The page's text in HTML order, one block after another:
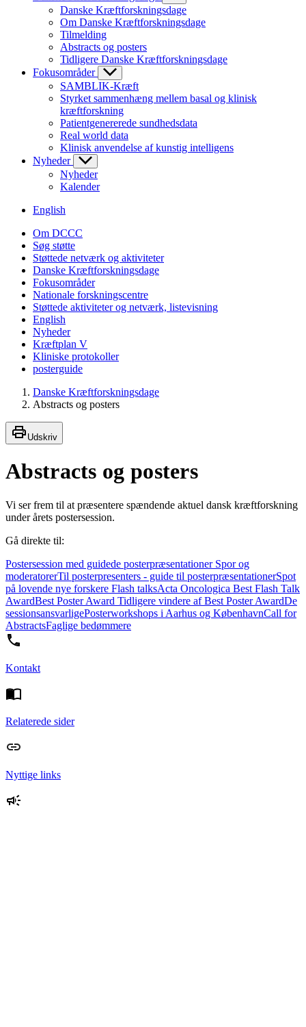
Danske Kræftforskningsdage
Om Danske Kræftforskningsdage
Tilmelding
Abstracts og posters
Tidligere Danske Kræftforskningsdage
Fokusområder
SAMBLIK-Kræft
Styrket sammenhæng mellem basal og klinisk
kræftforskning
Patientgenererede sundhedsdata
Real world data
Klinisk anvendelse af kunstig intelligens
Nyheder
Nyheder
Kalender
English
Om DCCC
Søg støtte
Støttede netværk og aktiviteter
Danske Kræftforskningsdage
Fokusområder
Nationale forskningscentre
Støttede aktiviteter og netværk, listevisning
English
Nyheder
Kræftplan V
Kliniske protokoller
posterguide
Danske Kræftforskningsdage
Abstracts og posters
Udskriv
Abstracts og posters
Vi ser frem til at præsentere spændende aktuel dansk kræftforskning
under årets postersession.
Gå direkte til:
Postersession med guidede posterpræsentationer Spor og
moderatorerTil posterpresenters - guide til posterpræsentationerSpot
på lovende nye forskere Flash talksActa Oncologica Best Flash Talk
AwardBest Poster Award Tidligere vindere af Best Poster AwardDe
sessionsansvarligePosterworkshops i Aarhus og KøbenhavnCall for
AbstractsFaglige bedømmere
Kontakt
Relaterede sider
Nyttige links